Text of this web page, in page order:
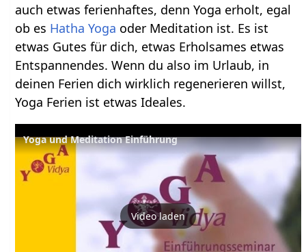
auch etwas ferienhaftes, denn Yoga erholt, egal
ob es Hatha Yoga oder Meditation ist. Es ist
etwas Gutes für dich, etwas Erholsames etwas
Entspannendes. Wenn du also im Urlaub, in
deinen Ferien dich wirklich regenerieren willst,
Yoga Ferien ist etwas Ideales.
Yoga und Meditation Einführung
Video laden